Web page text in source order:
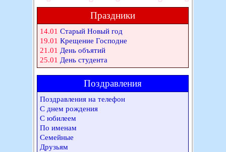
Праздники
14.01 Старый Новый год
19.01 Крещение Господне
21.01 День объятий
25.01 День студента
Поздравления
Поздравления на телефон
С днем рождения
С юбилеем
По именам
Семейные
Друзьям